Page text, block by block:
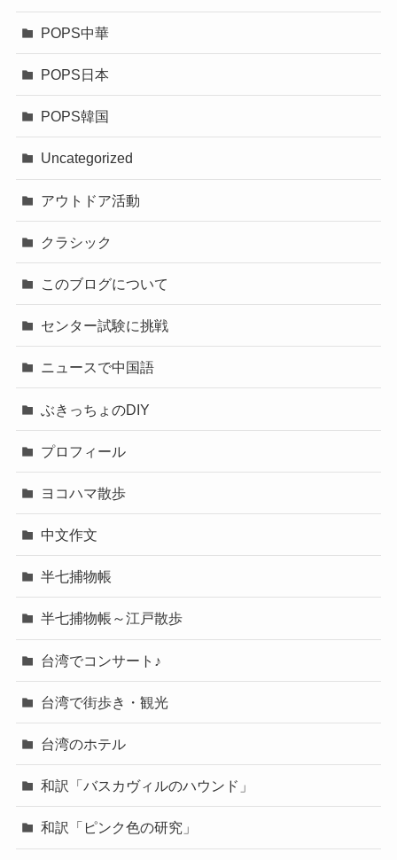
POPS中華
POPS日本
POPS韓国
Uncategorized
アウトドア活動
クラシック
このブログについて
センター試験に挑戦
ニュースで中国語
ぶきっちょのDIY
プロフィール
ヨコハマ散歩
中文作文
半七捕物帳
半七捕物帳～江戸散歩
台湾でコンサート♪
台湾で街歩き・観光
台湾のホテル
和訳「バスカヴィルのハウンド」
和訳「ピンク色の研究」